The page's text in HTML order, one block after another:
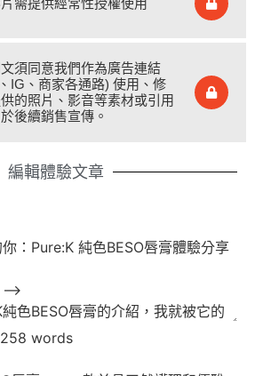
須同意我們作為廣告連結
IG、商家各通路) 使用、修
的照片、影音等素材或引用
後續銷售宣傳。
編輯體驗文章
words